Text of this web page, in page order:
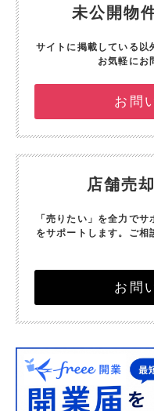
未公開物
サイトに掲載している以
お気軽にお
お問
店舗売
「売りたい」を全力でサ
をサポートします。 ご相
お問